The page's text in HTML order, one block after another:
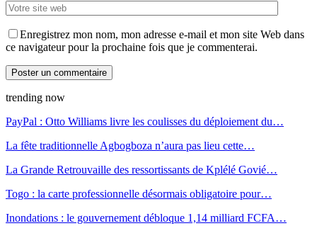
Enregistrez mon nom, mon adresse e-mail et mon site Web dans
ce navigateur pour la prochaine fois que je commenterai.
trending now
PayPal : Otto Williams livre les coulisses du déploiement du…
La fête traditionnelle Agbogboza n’aura pas lieu cette…
La Grande Retrouvaille des ressortissants de Kplélé Govié…
Togo : la carte professionnelle désormais obligatoire pour…
Inondations : le gouvernement débloque 1,14 milliard FCFA…